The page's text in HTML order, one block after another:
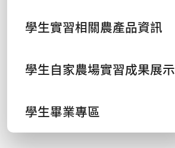
學生實習相關農產品資訊
學生自家農場實習成果展示
學生畢業專區